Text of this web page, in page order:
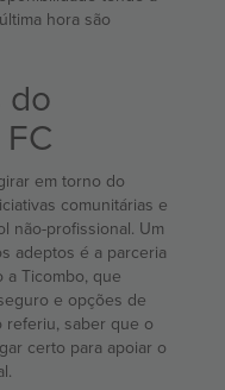
hora são
do
em torno do
comunitárias e
não-profissional. Um
adeptos é a parceria
a Ticombo, que
e opções de
referiu, saber que o
certo para apoiar o